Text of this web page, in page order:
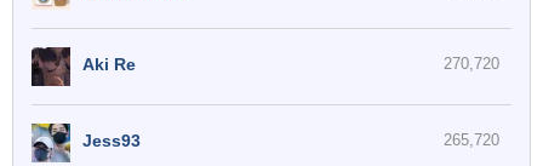
270,720
Aki Re
265,720
Jess93